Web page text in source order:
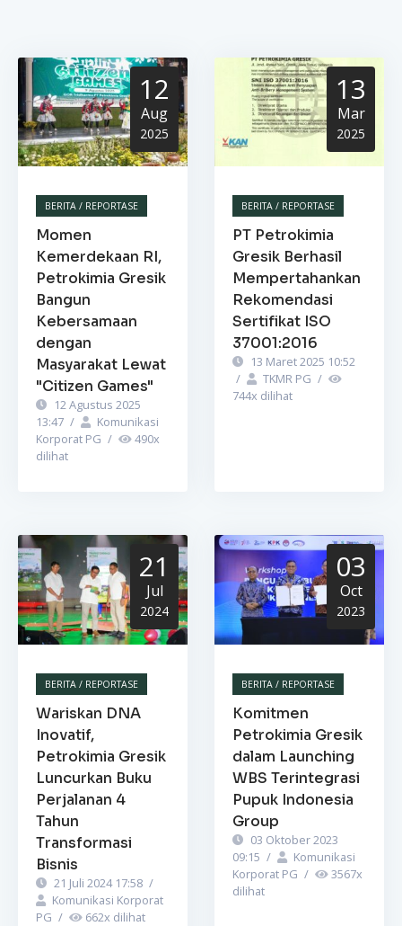
12
Aug
2025
BERITA / REPORTASE
Momen
Kemerdekaan RI,
Petrokimia Gresik
Bangun
Kebersamaan
dengan
Masyarakat Lewat
"Citizen Games"
12 Agustus 2025
13:47 /
Komunikasi
Korporat PG / 490x
dilihat
13
Mar
2025
BERITA / REPORTASE
PT Petrokimia
Gresik Berhasil
Mempertahankan
Rekomendasi
Sertifikat ISO
37001:2016
13 Maret 2025 10:52
/
TKMR PG /
744x dilihat
21
Jul
2024
BERITA / REPORTASE
Wariskan DNA
Inovatif,
Petrokimia Gresik
Luncurkan Buku
Perjalanan 4
Tahun
Transformasi
Bisnis
21 Juli 2024 17:58 /
Komunikasi Korporat
PG / 662x dilihat
03
Oct
2023
BERITA / REPORTASE
Komitmen
Petrokimia Gresik
dalam Launching
WBS Terintegrasi
Pupuk Indonesia
Group
03 Oktober 2023
09:15 /
Komunikasi
Korporat PG / 3567x
dilihat